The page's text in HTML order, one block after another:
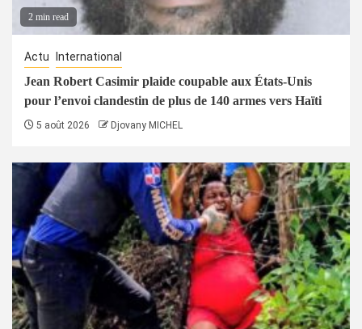
2 min read
Actu International
Jean Robert Casimir plaide coupable aux États-Unis
pour l’envoi clandestin de plus de 140 armes vers Haïti
5 août 2026 Djovany MICHEL